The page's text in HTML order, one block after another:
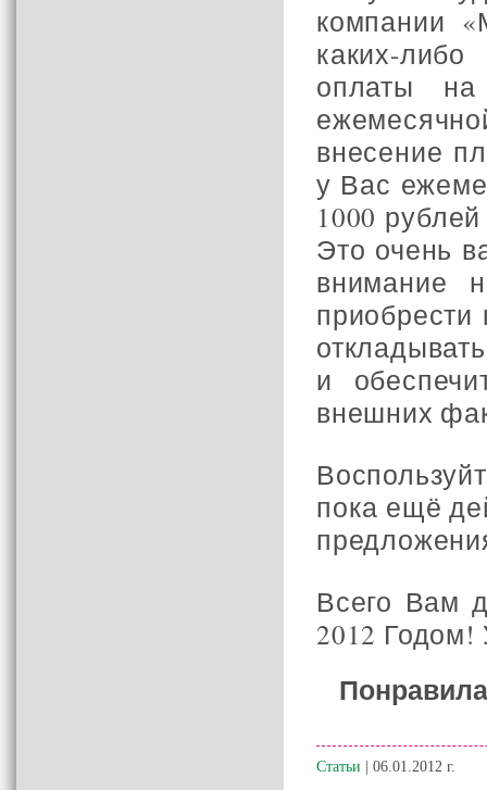
компании
каких-
оплаты
внесение
у Вас
1000
Это очень
внимание
приобрести
и
внешних
пока ещё
Всего Вам
2012 Годом!
Статьи | 06.01.2012 г.